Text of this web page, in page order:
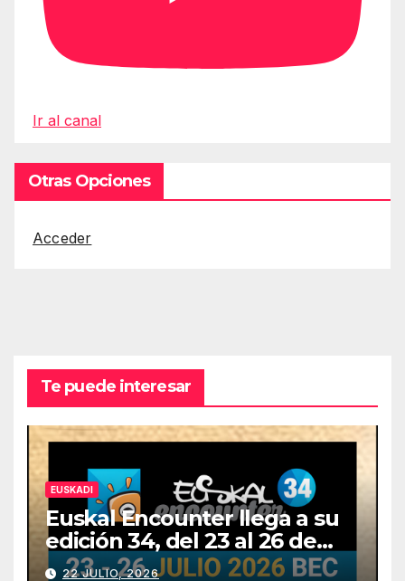
Ir al canal
Otras Opciones
Acceder
Te puede interesar
EUSKADI
Euskal Encounter llega a su
edición 34, del 23 al 26 de
julio
22 JULIO, 2026